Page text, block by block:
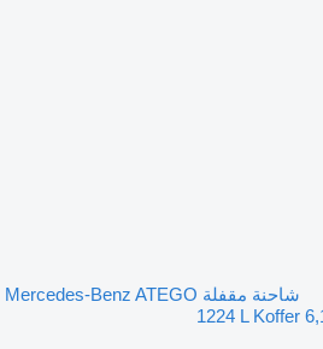
شاحنة مقفلة Mercedes-Benz ATEGO
1224 L Koffer